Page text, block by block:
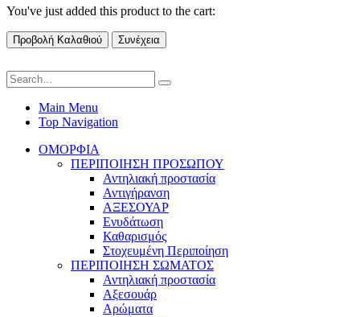
You've just added this product to the cart:
Προβολή Καλαθιού Συνέχεια
Main Menu
Top Navigation
ΟΜΟΡΦΙΑ
ΠΕΡΙΠΟΙΗΣΗ ΠΡΟΣΩΠΟΥ
Αντηλιακή προστασία
Αντιγήρανση
ΑΞΕΣΟΥΑΡ
Ενυδάτωση
Καθαρισμός
Στοχευμένη Περιποίηση
ΠΕΡΙΠΟΙΗΣΗ ΣΩΜΑΤΟΣ
Αντηλιακή προστασία
Αξεσουάρ
Αρώματα